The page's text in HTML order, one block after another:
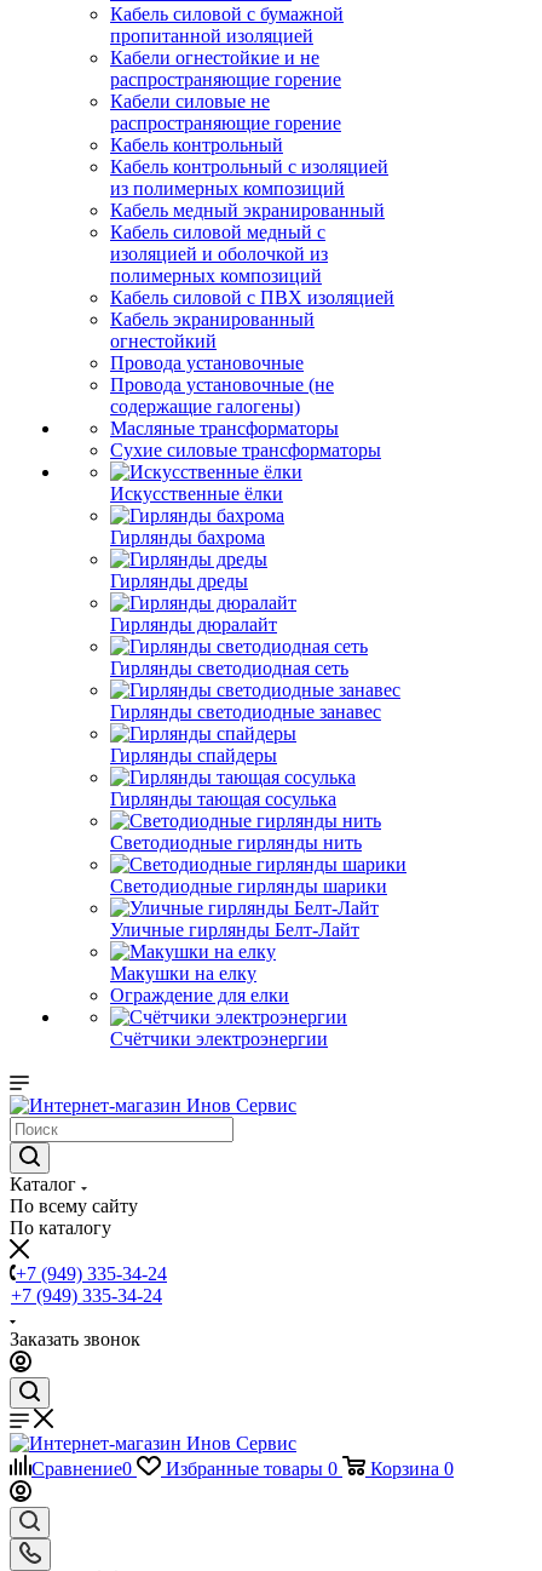
Кабель силовой с бумажной
пропитанной изоляцией
Кабели огнестойкие и не
распространяющие горение
Кабели силовые не
распространяющие горение
Кабель контрольный
Кабель контрольный с изоляцией
из полимерных композиций
Кабель медный экранированный
Кабель силовой медный с
изоляцией и оболочкой из
полимерных композиций
Кабель силовой с ПВХ изоляцией
Кабель экранированный
огнестойкий
Провода установочные
Провода установочные (не
содержащие галогены)
Масляные трансформаторы
Сухие силовые трансформаторы
Искусственные ёлки
Гирлянды бахрома
Гирлянды дреды
Гирлянды дюралайт
Гирлянды светодиодная сеть
Гирлянды светодиодные занавес
Гирлянды спайдеры
Гирлянды тающая сосулька
Светодиодные гирлянды нить
Светодиодные гирлянды шарики
Уличные гирлянды Белт-Лайт
Макушки на елку
Ограждение для елки
Счётчики электроэнергии
Каталог
По всему сайту
По каталогу
+7 (949) 335-34-24
+7 (949) 335-34-24
Заказать звонок
Сравнение0 Избранные товары 0 Корзина 0